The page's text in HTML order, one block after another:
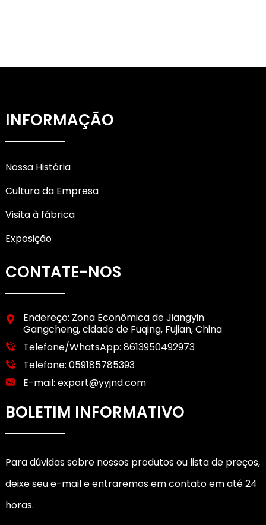
INFORMAÇÃO
Nossa História
Cultura da Empresa
Visita à fábrica
Exposição
CONTATE-NOS
Endereço: Zona Econômica de Jiangyin
Gangcheng, cidade de Fuqing, Fujian, China
Telefone/WhatsApp: 8613950492973
Telefone: 059185785393
E-mail: export@yyjnd.com
BOLETIM INFORMATIVO
Para dúvidas sobre nossos produtos ou lista de preços,
deixe seu e-mail e entraremos em contato em até 24
horas.